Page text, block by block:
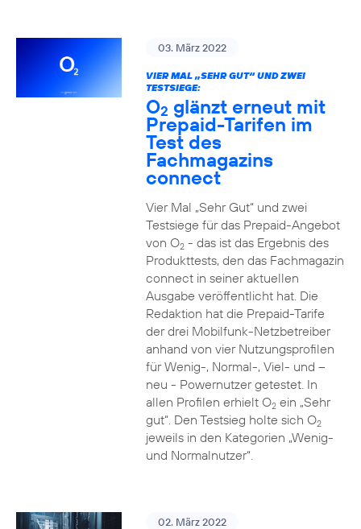
03. März 2022
VIER MAL „SEHR GUT“ UND ZWEI
TESTSIEGE:
O2 glänzt erneut mit
Prepaid-Tarifen im
Test des
Fachmagazins
connect
Vier Mal „Sehr Gut“ und zwei
Testsiege für das Prepaid-Angebot
von O2- das ist das Ergebnis des
Produkttests, den das Fachmagazin
connect in seiner aktuellen
Ausgabe veröffentlicht hat. Die
Redaktion hat die Prepaid-Tarife
der drei Mobilfunk-Netzbetreiber
anhand von vier Nutzungsprofilen
für Wenig-, Normal-, Viel- und –
neu - Powernutzer getestet. In
allen Profilen erhielt O2ein „Sehr
gut“. Den Testsieg holte sich O2
jeweils in den Kategorien „Wenig-
und Normalnutzer“.
02. März 2022